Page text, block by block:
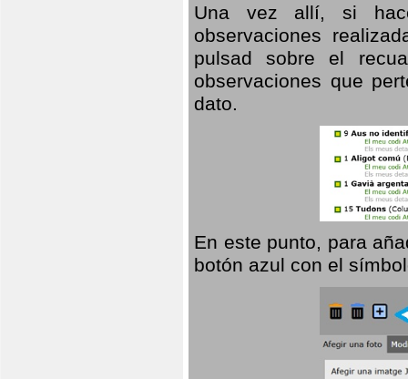
Una vez allí, si
observaciones
pulsad sobre el
observaciones que
dato.
En este punto, para
botón azul con el